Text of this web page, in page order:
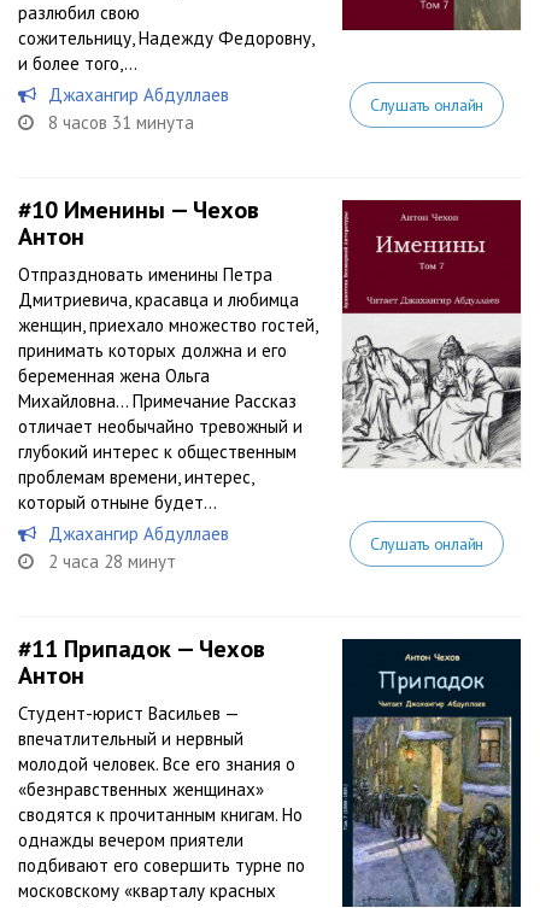
разлюбил свою
сожительницу, Надежду Федоровну,
и более того,...
Джахангир Абдуллаев
8 часов 31 минута
Слушать онлайн
#10 Именины — Чехов
Антон
Отпраздновать именины Петра
Дмитриевича, красавца и любимца
женщин, приехало множество гостей,
принимать которых должна и его
беременная жена Ольга
Михайловна… Примечание Рассказ
отличает необычайно тревожный и
глубокий интерес к общественным
проблемам времени, интерес,
который отныне будет...
Джахангир Абдуллаев
2 часа 28 минут
Слушать онлайн
#11 Припадок — Чехов
Антон
Студент-юрист Васильев —
впечатлительный и нервный
молодой человек. Все его знания о
«безнравственных женщинах»
сводятся к прочитанным книгам. Но
однажды вечером приятели
подбивают его совершить турне по
московскому «кварталу красных